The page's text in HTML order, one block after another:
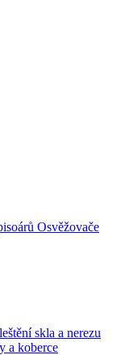
Osvěžovače
skla a nerezu
a koberce